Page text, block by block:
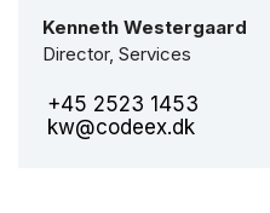
Kenneth Westergaard
Director, Services
+45 2523 1453
kw@codeex.dk